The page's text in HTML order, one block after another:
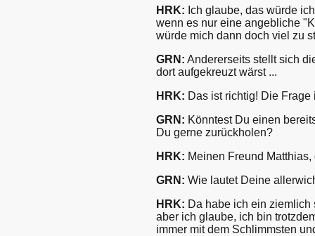
HRK: Ich glaube, das würde
wenn es nur eine angebliche
würde mich dann doch viel zu
GRN: Andererseits stellt sich
dort aufgekreuzt wärst ...
HRK: Das ist richtig! Die
GRN: Könntest Du einen
Du gerne zurückholen?
HRK: Meinen Freund
GRN: Wie lautet Deine
HRK: Da habe ich ein
aber ich glaube, ich bin
immer mit dem Schlimmsten